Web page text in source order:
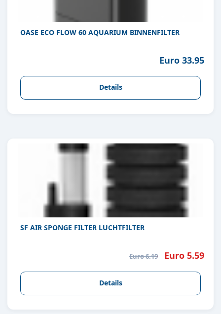
OASE ECO FLOW 60 AQUARIUM BINNENFILTER
Euro 33.95
Details
SF AIR SPONGE FILTER LUCHTFILTER
Euro 6.19 Euro 5.59
Details